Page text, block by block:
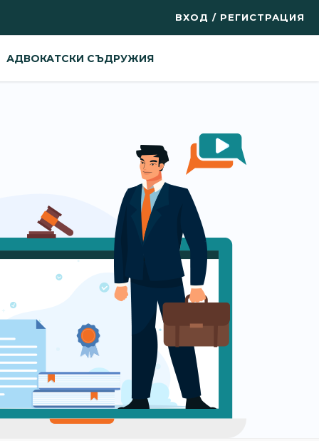
ВХОД / РЕГИСТРАЦИЯ
АДВОКАТСКИ СЪДРУЖИЯ